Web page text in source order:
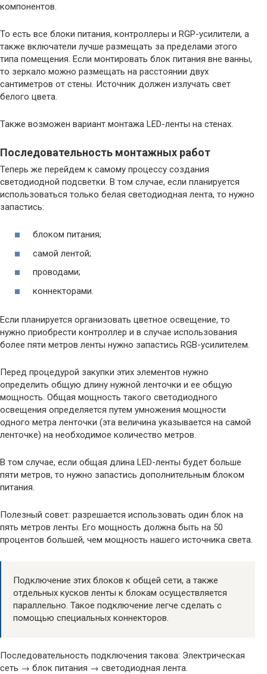
компонентов.
То есть все блоки питания, контроллеры и RGP-усилители, а
также включатели лучше размещать за пределами этого
типа помещения. Если монтировать блок питания вне ванны,
то зеркало можно размещать на расстоянии двух
сантиметров от стены. Источник должен излучать свет
белого цвета.
Также возможен вариант монтажа LED-ленты на стенах.
Последовательность монтажных работ
Теперь же перейдем к самому процессу создания
светодиодной подсветки. В том случае, если планируется
использоваться только белая светодиодная лента, то нужно
запастись:
блоком питания;
самой лентой;
проводами;
коннекторами.
Если планируется организовать цветное освещение, то
нужно приобрести контроллер и в случае использования
более пяти метров ленты нужно запастись RGB-усилителем.
Перед процедурой закупки этих элементов нужно
определить общую длину нужной ленточки и ее общую
мощность. Общая мощность такого светодиодного
освещения определяется путем умножения мощности
одного метра ленточки (эта величина указывается на самой
ленточке) на необходимое количество метров.
В том случае, если общая длина LED-ленты будет больше
пяти метров, то нужно запастись дополнительным блоком
питания.
Полезный совет: разрешается использовать один блок на
пять метров ленты. Его мощность должна быть на 50
процентов большей, чем мощность нашего источника света.
Подключение этих блоков к общей сети, а также
отдельных кусков ленты к блокам осуществляется
параллельно. Такое подключение легче сделать с
помощью специальных коннекторов.
Последовательность подключения такова: Электрическая
сеть → блок питания → светодиодная лента.